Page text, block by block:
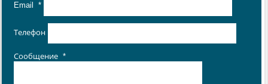
Email *
Телефон
Сообщение *